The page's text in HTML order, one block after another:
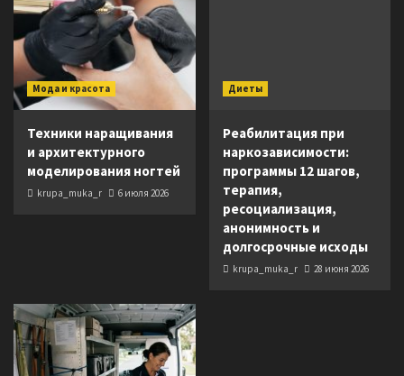
Мода и красота
Техники наращивания
и архитектурного
моделирования ногтей
krupa_muka_r 6 июля 2026
Диеты
Реабилитация при
наркозависимости:
программы 12 шагов,
терапия,
ресоциализация,
анонимность и
долгосрочные исходы
krupa_muka_r 28 июня 2026